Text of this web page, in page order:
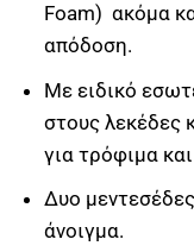
Foam) ακόμα
απόδοση.
Με ειδικό
στους λεκέδες
για τρόφιμα
Δυο
άνοιγμα.